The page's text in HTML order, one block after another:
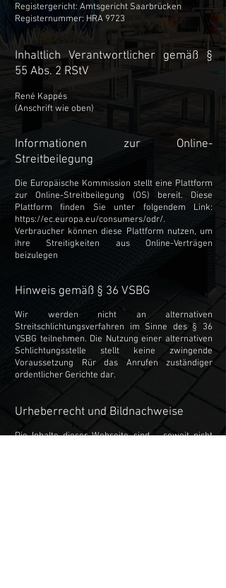
Registergericht: Amtsgericht Saarbrücken
Registernummer: HRA 9723
Inhaltlich Verantwortlicher gemäß §
55 Abs. 2 RStV
René Kappés
(Anschrift wie oben)
Informationen zur Online-
Streitbeilegung
Die Europäische Kommission stellt eine Plattform
zur Online-Streitbeilegung (OS) bereit. Diese
Plattform finden Sie unter folgendem Link:
https://ec.europa.eu/consumers/odr/.
Verbraucher können diese Plattform nutzen, um
ihre Streitigkeiten aus Online-Verträgen
beizulegen
Hinweis gemäß § 36 VSBG
Wir werden nicht an alternativen
Streitschlichtungsverfahren im Sinne des § 36
VSBG teilnehmen. Die Nutzung einer alternativen
Schlichtungsstelle stellt keine zwingende
Voraussetzung Rür das Anrufen zuständiger
ordentlicher Gerichte dar.
Urheberrecht und Bildnachweise
Die Inhalte dieser Webseite sind – soweit nicht